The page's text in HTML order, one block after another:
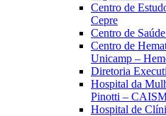
Centro de
Cepre
Centro de
Centro de
Unicamp –
Diretoria
Hospital da
Pinotti –
Hospital de